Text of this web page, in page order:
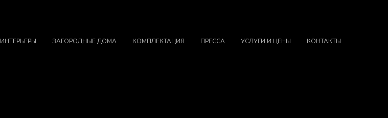
ИНТЕРЬЕРЫ ЗАГОРОДНЫЕ ДОМА КОМПЛЕКТАЦИЯ ПРЕССА УСЛУГИ И ЦЕНЫ КОНТАКТЫ